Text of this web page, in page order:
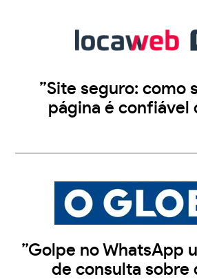
”Site seguro: como
página é confiável
”Golpe no WhatsApp
de consulta sobre